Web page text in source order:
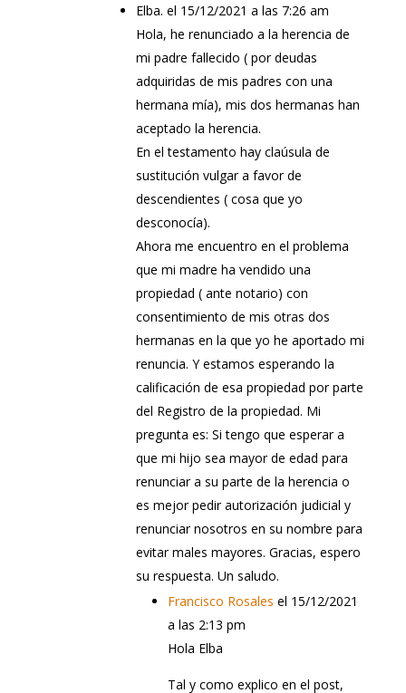
Elba. el 15/12/2021 a las 7:26 am
Hola, he renunciado a la herencia de
mi padre fallecido ( por deudas
adquiridas de mis padres con una
hermana mía), mis dos hermanas han
aceptado la herencia.
En el testamento hay claúsula de
sustitución vulgar a favor de
descendientes ( cosa que yo
desconocía).
Ahora me encuentro en el problema
que mi madre ha vendido una
propiedad ( ante notario) con
consentimiento de mis otras dos
hermanas en la que yo he aportado mi
renuncia. Y estamos esperando la
calificación de esa propiedad por parte
del Registro de la propiedad. Mi
pregunta es: Si tengo que esperar a
que mi hijo sea mayor de edad para
renunciar a su parte de la herencia o
es mejor pedir autorización judicial y
renunciar nosotros en su nombre para
evitar males mayores. Gracias, espero
su respuesta. Un saludo.
Francisco Rosales el 15/12/2021
a las 2:13 pm
Hola Elba
Tal y como explico en el post,